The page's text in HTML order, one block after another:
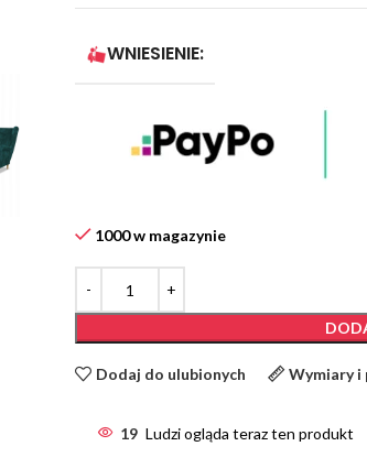
Zestaw
wypoczynkowy
uszak Bonito
sofa fotele pufy
Family Meble
3742,13
Zestaw
wypoczynkowy
Family Meble beż
WNIESIENIE:
1000 w magazynie
Dodaj do ulubionych Wymiary i
19 Ludzi ogląda teraz ten produkt